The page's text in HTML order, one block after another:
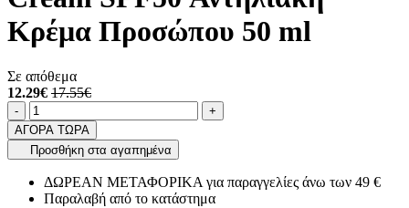
Κρέμα Προσώπου 50 ml
Σε απόθεμα
12.29€ 17.55€
Ποσότητα
-product.increase.quantity +
ΑΓΟΡΑ ΤΩΡΑ
Προσθήκη στα αγαπημένα
ΔΩΡΕΑΝ ΜΕΤΑΦΟΡΙΚΑ για παραγγελίες άνω των 49 €
Παραλαβή από το κατάστημα